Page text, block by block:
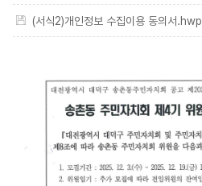
(서식2)개인정보 수집이용 동의서.hwp